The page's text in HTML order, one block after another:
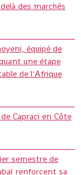
des marchés
équipé de
une étape
de l'Afrique
Capraci en Côte
semestre de
renforcent sa